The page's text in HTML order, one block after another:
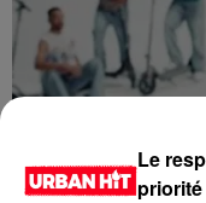
Le
priorité